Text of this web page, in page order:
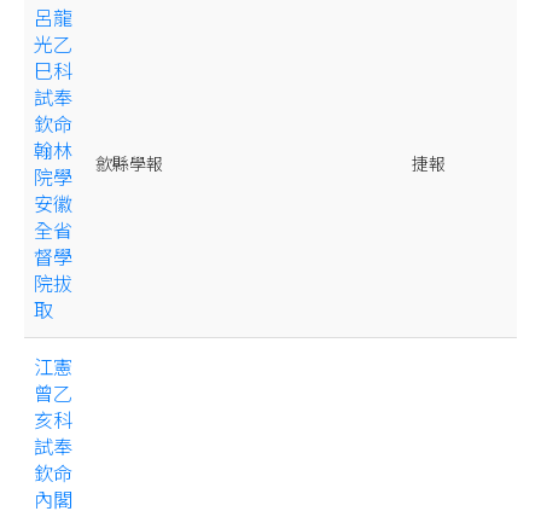
呂龍
光乙
巳科
試奉
欽命
翰林
院學
安徽
全省
督學
院拔
取
歙縣學報 捷報
江憲
曾乙
亥科
試奉
欽命
內閣